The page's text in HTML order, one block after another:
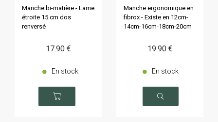
Manche bi-matière - Lame
étroite 15 cm dos
renversé
17.90 €
En stock
Manche ergonomique en
fibrox - Existe en 12cm-
14cm-16cm-18cm-20cm
19.90 €
En stock